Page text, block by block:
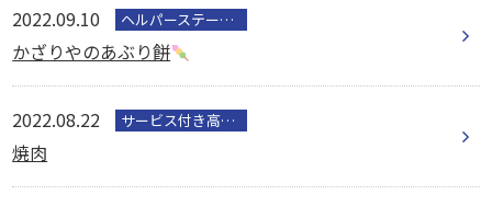
2022.09.10 ヘルパーステーション
かざりやのあぶり餅
2022.08.22 サービス付き高齢者向け住宅
焼肉